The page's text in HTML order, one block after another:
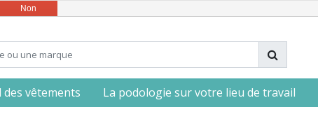
vêtements La podologie sur votre lieu de travail
Non